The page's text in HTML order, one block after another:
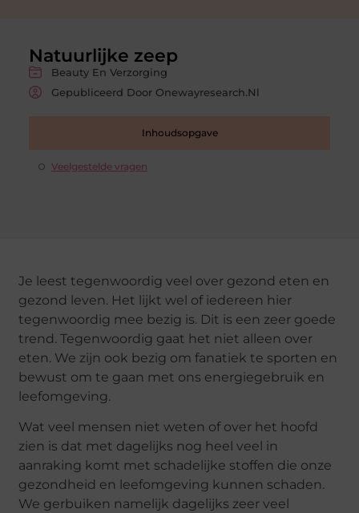
Natuurlijke zeep
Beauty En Verzorging
Gepubliceerd Door Onewayresearch.nl
Inhoudsopgave
Veelgestelde vragen
Je leest tegenwoordig veel over gezond eten en
gezond leven. Het lijkt wel of iedereen hier
tegenwoordig mee bezig is. Dit is een zeer goede
trend. Tegenwoordig gaat het niet alleen over
eten. We zijn ook bezig om fanatiek te sporten en
bewust om te gaan met ons energiegebruik en
leefomgeving.
Wat veel mensen niet weten of over het hoofd
zien is dat met dagelijks nog heel veel in
aanraking komt met schadelijke stoffen die onze
gezondheid en leefomgeving kunnen schaden.
We gerbuiken namelijk dagelijks zeer veel